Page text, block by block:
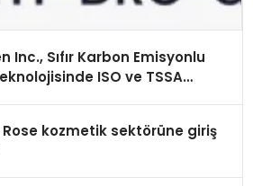
Inc., Sıfır Karbon Emisyonlu
ISO ve TSSA
Rose kozmetik sektörüne giriş